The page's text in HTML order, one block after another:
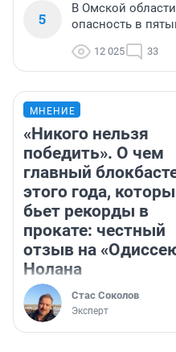
5
В Омской
опасность в
12 025 33
МНЕНИЕ
«Никого нельзя
победить». О чем
главный
этого года,
бьет рекорды в
прокате: честный
отзыв на
Нолана
Стас Соколов
Эксперт